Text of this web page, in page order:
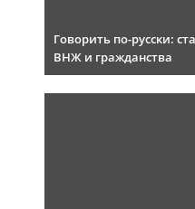
Говорить по-русски:
ВНЖ и гражданства